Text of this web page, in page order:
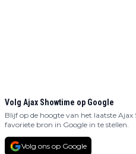
Volg Ajax Showtime op Google
Blijf op de hoogte van het laatste
favoriete bron in Google in te stellen.
Volg ons op Google